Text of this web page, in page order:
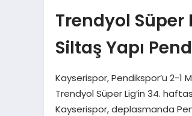
Trendyol
Siltaş Yapı
Kayserispor, Pendikspor’u 2-1
Trendyol Süper Lig’in 34.
Kayserispor, deplasmanda